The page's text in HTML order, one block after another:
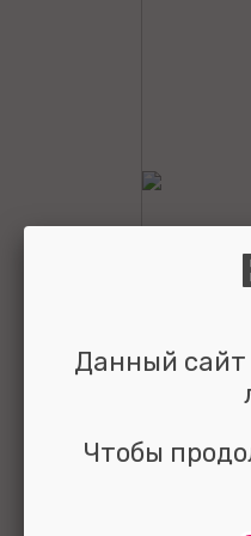
Данный
Чтобы